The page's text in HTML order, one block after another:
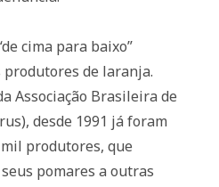
cima para baixo”
de laranja.
Associação Brasileira de
desde 1991 já foram
produtores, que
pomares a outras